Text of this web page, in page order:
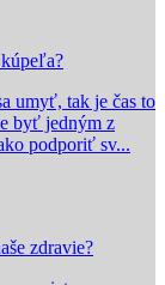
umyť, tak je čas to
byť jedným z
podporiť sv...
zdravie?